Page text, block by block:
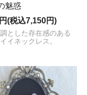
魅惑
(税込7,150円)
とした存在感のある
イネックレス。